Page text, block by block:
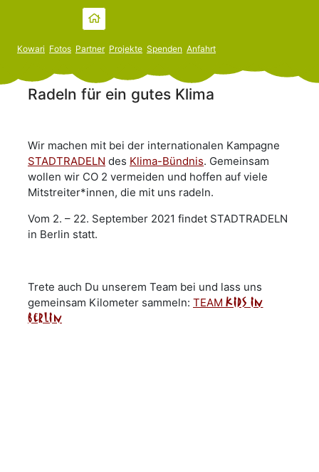
Kowari Fotos Partner Projekte Spenden Anfahrt
Radeln für ein gutes Klima
Wir machen mit bei der internationalen Kampagne
STADTRADELN des Klima-Bündnis. Gemeinsam
wollen wir CO 2 vermeiden und hoffen auf viele
Mitstreiter*innen, die mit uns radeln.
Vom 2. – 22. September 2021 findet STADTRADELN
in Berlin statt.
Trete auch Du unserem Team bei und lass uns
gemeinsam Kilometer sammeln: TEAM kids in
berlin